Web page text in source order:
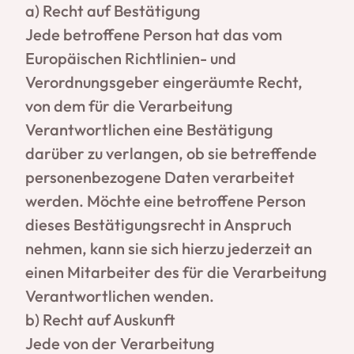
a) Recht auf Bestätigung
Jede betroffene Person hat das vom
Europäischen Richtlinien- und
Verordnungsgeber eingeräumte Recht,
von dem für die Verarbeitung
Verantwortlichen eine Bestätigung
darüber zu verlangen, ob sie betreffende
personenbezogene Daten verarbeitet
werden. Möchte eine betroffene Person
dieses Bestätigungsrecht in Anspruch
nehmen, kann sie sich hierzu jederzeit an
einen Mitarbeiter des für die Verarbeitung
Verantwortlichen wenden.
b) Recht auf Auskunft
Jede von der Verarbeitung